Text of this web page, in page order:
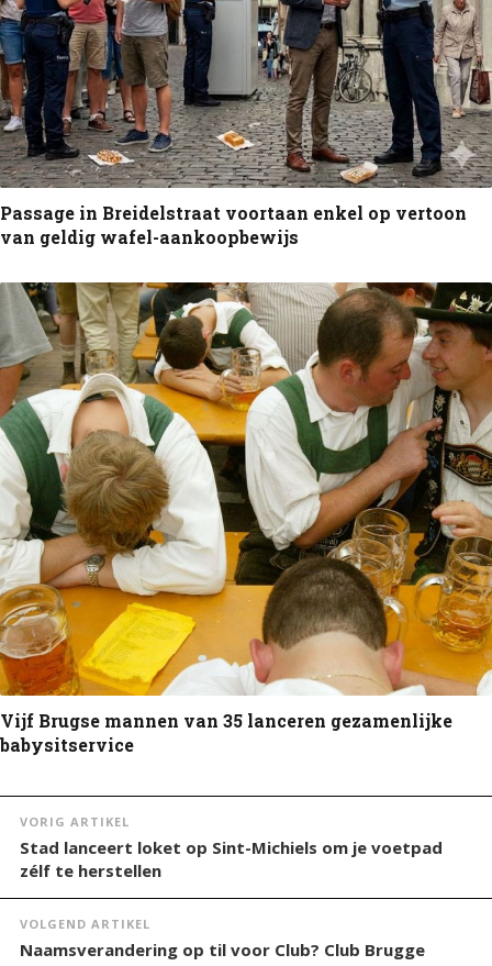
Passage in Breidelstraat voortaan enkel op vertoon
van geldig wafel-aankoopbewijs
Vijf Brugse mannen van 35 lanceren gezamenlijke
babysitservice
VORIG ARTIKEL
Stad lanceert loket op Sint-Michiels om je voetpad
zélf te herstellen
VOLGEND ARTIKEL
Naamsverandering op til voor Club? Club Brugge